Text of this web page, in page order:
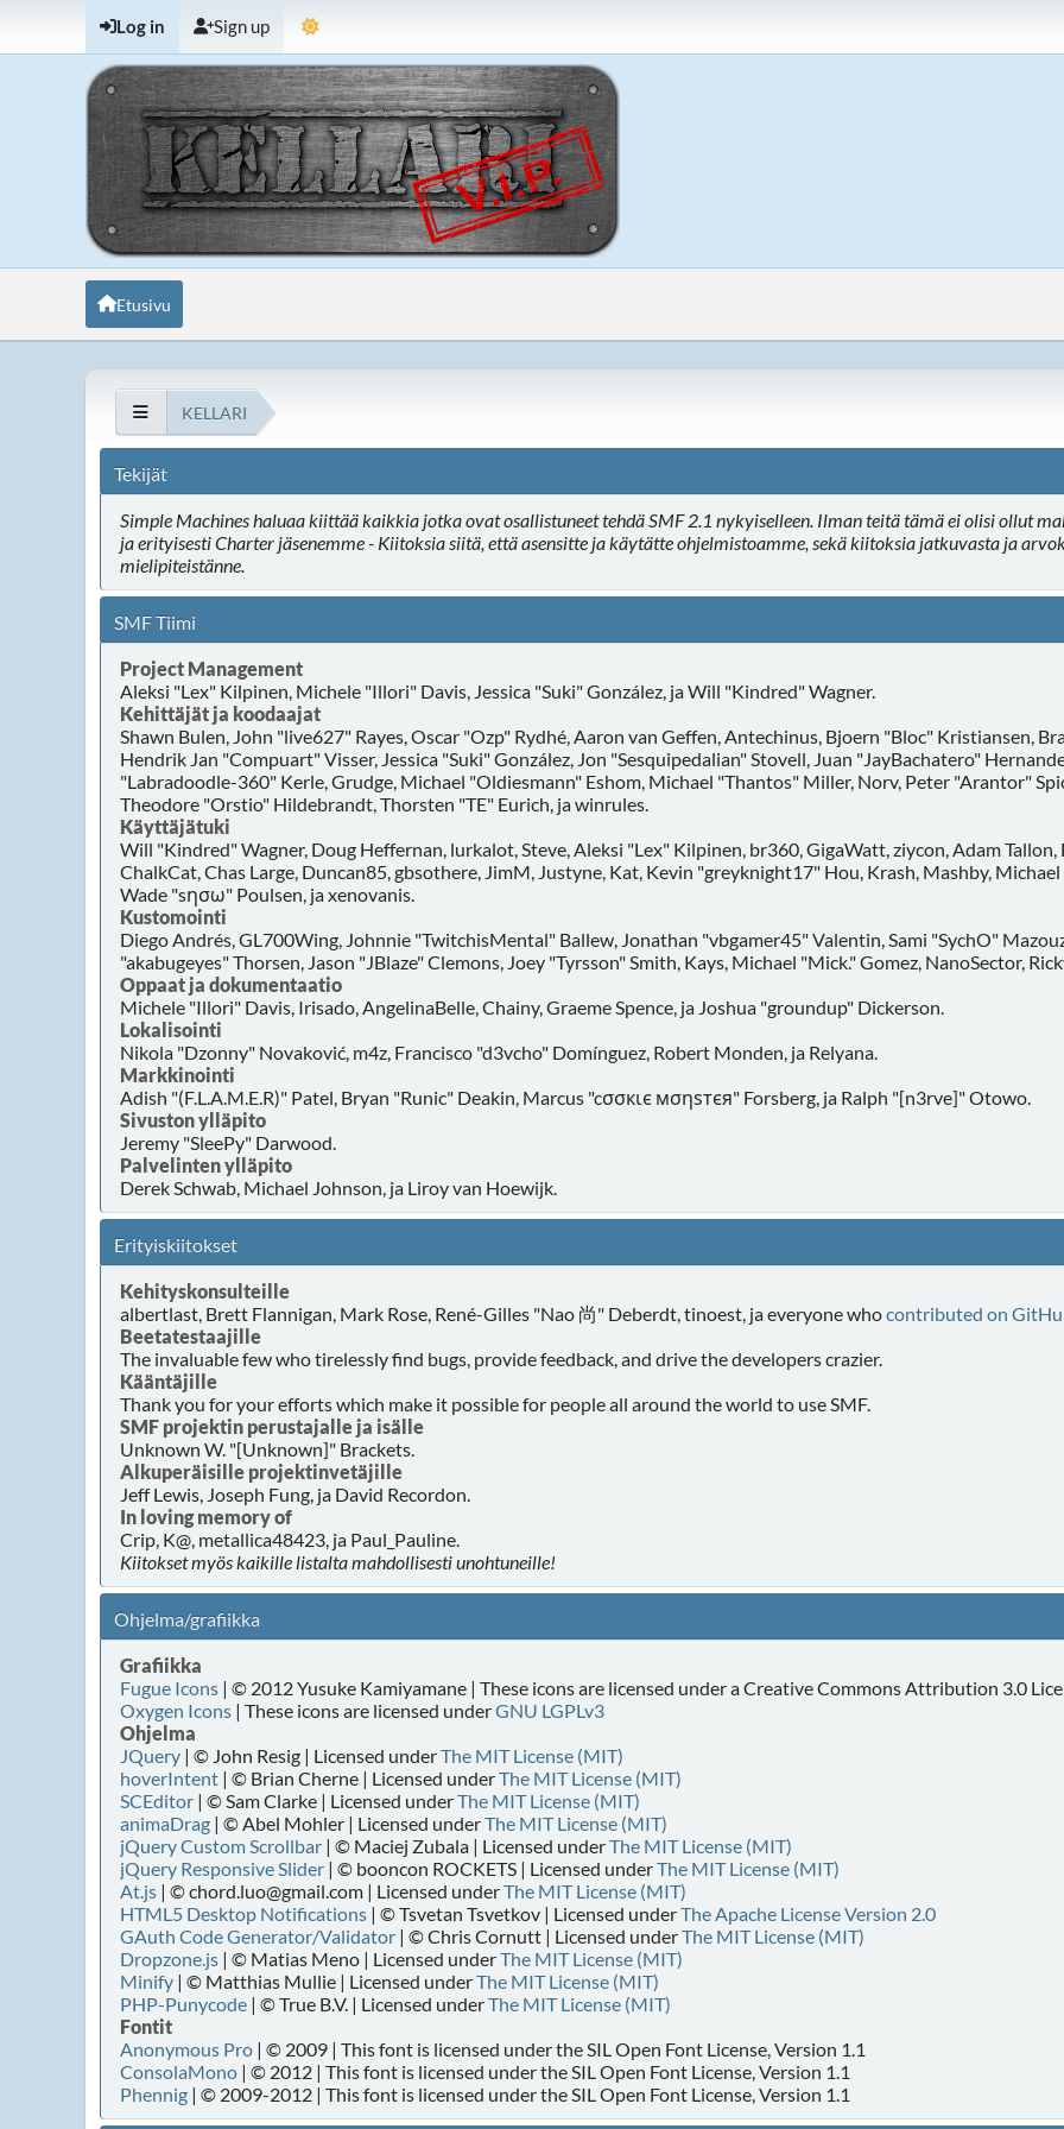
Log in Sign up
Etusivu
KELLARI
Tekijät
Simple Machines haluaa kiittää kaikkia jotka ovat osallistuneet tehdä SMF 2.1 nykyiselleen. Ilman teitä tämä ei olisi ollut
ja erityisesti Charter jäsenemme - Kiitoksia siitä, että asensitte ja käytätte ohjelmistoamme, sekä kiitoksia jatkuvasta ja
mielipiteistänne.
SMF Tiimi
Project Management
Aleksi "Lex" Kilpinen, Michele "Illori" Davis, Jessica "Suki" González, ja Will "Kindred" Wagner.
Kehittäjät ja koodaajat
Shawn Bulen, John "live627" Rayes, Oscar "Ozp" Rydhé, Aaron van Geffen, Antechinus, Bjoern "Bloc" Kristiansen,
Hendrik Jan "Compuart" Visser, Jessica "Suki" González, Jon "Sesquipedalian" Stovell, Juan "JayBachatero"
"Labradoodle-360" Kerle, Grudge, Michael "Oldiesmann" Eshom, Michael "Thantos" Miller, Norv, Peter "Arantor"
Theodore "Orstio" Hildebrandt, Thorsten "TE" Eurich, ja winrules.
Käyttäjätuki
Will "Kindred" Wagner, Doug Heffernan, lurkalot, Steve, Aleksi "Lex" Kilpinen, br360, GigaWatt, ziycon, Adam
ChalkCat, Chas Large, Duncan85, gbsothere, JimM, Justyne, Kat, Kevin "greyknight17" Hou, Krash, Mashby,
Wade "sησω" Poulsen, ja xenovanis.
Kustomointi
Diego Andrés, GL700Wing, Johnnie "TwitchisMental" Ballew, Jonathan "vbgamer45" Valentin, Sami "SychO"
"akabugeyes" Thorsen, Jason "JBlaze" Clemons, Joey "Tyrsson" Smith, Kays, Michael "Mick." Gomez, NanoSector,
Oppaat ja dokumentaatio
Michele "Illori" Davis, Irisado, AngelinaBelle, Chainy, Graeme Spence, ja Joshua "groundup" Dickerson.
Lokalisointi
Nikola "Dzonny" Novaković, m4z, Francisco "d3vcho" Domínguez, Robert Monden, ja Relyana.
Markkinointi
Adish "(F.L.A.M.E.R)" Patel, Bryan "Runic" Deakin, Marcus "cσσкιє мσηѕтєя" Forsberg, ja Ralph "[n3rve]" Otowo.
Sivuston ylläpito
Jeremy "SleePy" Darwood.
Palvelinten ylläpito
Derek Schwab, Michael Johnson, ja Liroy van Hoewijk.
Erityiskiitokset
Kehityskonsulteille
albertlast, Brett Flannigan, Mark Rose, René-Gilles "Nao 尚" Deberdt, tinoest, ja everyone whocontributed on
Beetatestaajille
The invaluable few who tirelessly find bugs, provide feedback, and drive the developers crazier.
Kääntäjille
Thank you for your efforts which make it possible for people all around the world to use SMF.
SMF projektin perustajalle ja isälle
Unknown W. "[Unknown]" Brackets.
Alkuperäisille projektinvetäjille
Jeff Lewis, Joseph Fung, ja David Recordon.
In loving memory of
Crip, K@, metallica48423, ja Paul_Pauline.
Kiitokset myös kaikille listalta mahdollisesti unohtuneille!
Ohjelma/grafiikka
Grafiikka
Fugue Icons | © 2012 Yusuke Kamiyamane | These icons are licensed under a Creative Commons Attribution 3.0
Oxygen Icons | These icons are licensed underGNU LGPLv3
Ohjelma
JQuery | © John Resig | Licensed underThe MIT License (MIT)
hoverIntent | © Brian Cherne | Licensed underThe MIT License (MIT)
SCEditor | © Sam Clarke | Licensed underThe MIT License (MIT)
animaDrag | © Abel Mohler | Licensed underThe MIT License (MIT)
jQuery Custom Scrollbar | © Maciej Zubala | Licensed underThe MIT License (MIT)
jQuery Responsive Slider | © booncon ROCKETS | Licensed underThe MIT License (MIT)
At.js | © chord.luo@gmail.com | Licensed underThe MIT License (MIT)
HTML5 Desktop Notifications | © Tsvetan Tsvetkov | Licensed underThe Apache License Version 2.0
GAuth Code Generator/Validator | © Chris Cornutt | Licensed underThe MIT License (MIT)
Dropzone.js | © Matias Meno | Licensed underThe MIT License (MIT)
Minify | © Matthias Mullie | Licensed underThe MIT License (MIT)
PHP-Punycode | © True B.V. | Licensed underThe MIT License (MIT)
Fontit
Anonymous Pro | © 2009 | This font is licensed under the SIL Open Font License, Version 1.1
ConsolaMono | © 2012 | This font is licensed under the SIL Open Font License, Version 1.1
Phennig | © 2009-2012 | This font is licensed under the SIL Open Font License, Version 1.1